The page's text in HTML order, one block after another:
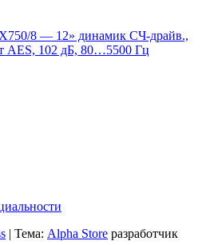
8 — 12» динамик СЧ-драйв.,
AES, 102 дБ, 80…5500 Гц
| Тема: Alpha Store разработчик